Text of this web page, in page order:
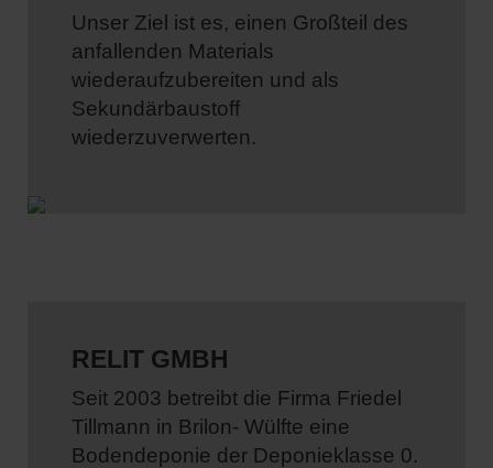
Unser Ziel ist es, einen Großteil des
anfallenden Materials
wiederaufzubereiten und als
Sekundärbaustoff
wiederzuverwerten.
RELIT GMBH
Seit 2003 betreibt die Firma Friedel
Tillmann in Brilon- Wülfte eine
Bodendeponie der Deponieklasse 0.